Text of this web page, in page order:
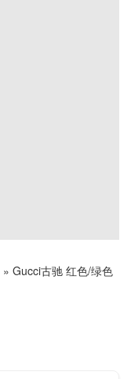
» Gucci古驰 红色/绿色